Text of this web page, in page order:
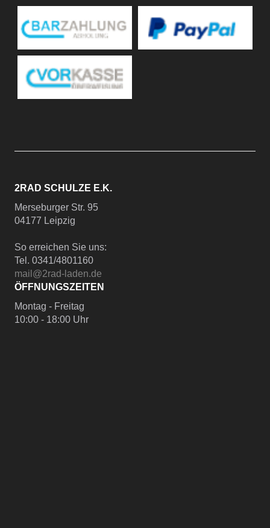
2RAD SCHULZE E.K.
Merseburger Str. 95
04177 Leipzig
So erreichen Sie uns:
Tel. 0341/4801160
mail@2rad-laden.de
ÖFFNUNGSZEITEN
Montag - Freitag
10:00 - 18:00 Uhr